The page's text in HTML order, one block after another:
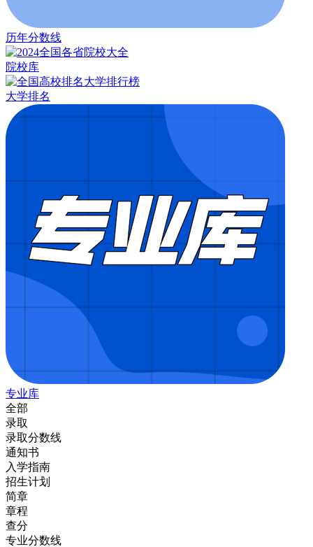
历年分数线
院校库
大学排名
专业库
全部
录取
录取分数线
通知书
入学指南
招生计划
简章
章程
查分
专业分数线